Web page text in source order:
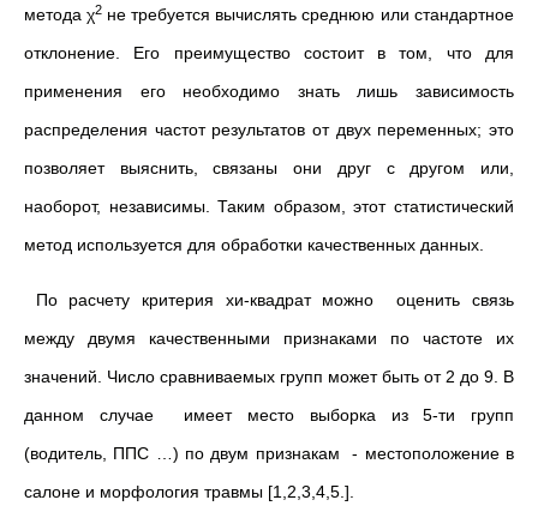
метода χ2 не требуется вычислять среднюю или стандартное
отклонение. Его преимущество состоит в том, что для
применения его необходимо знать лишь зависимость
распределения частот результатов от двух переменных; это
позволяет выяснить, связаны они друг с другом или,
наоборот, независимы. Таким образом, этот статистический
метод используется для обработки качественных данных.
По расчету критерия хи-квадрат можно оценить связь
между двумя качественными признаками по частоте их
значений. Число сравниваемых групп может быть от 2 до 9. В
данном случае имеет место выборка из 5-ти групп
(водитель, ППС …) по двум признакам - местоположение в
салоне и морфология травмы [1,2,3,4,5.].